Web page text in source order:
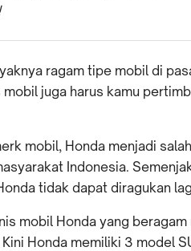
ragam tipe mobil di
mobil juga harus kamu
mobil, Honda menjadi
Indonesia.
tidak dapat diragukan
mobil Honda yang beragam
Kini Honda memiliki 3 model